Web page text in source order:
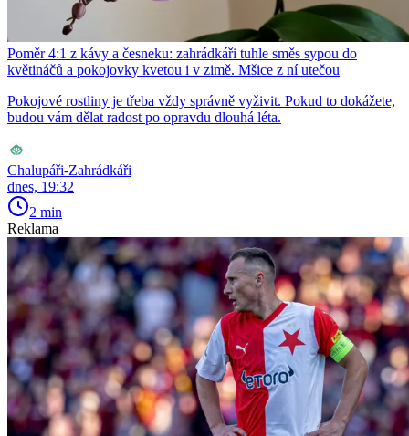
Poměr 4:1 z kávy a česneku: zahrádkáři tuhle směs sypou do
květináčů a pokojovky kvetou i v zimě. Mšice z ní utečou
Pokojové rostliny je třeba vždy správně vyživit. Pokud to dokážete,
budou vám dělat radost po opravdu dlouhá léta.
Chalupáři-Zahrádkáři
dnes, 19:32
2 min
Reklama